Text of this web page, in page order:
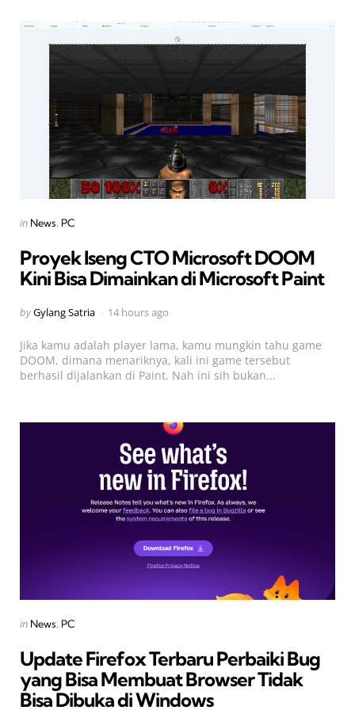
Categories
Posted
in News PC
Proyek Iseng CTO Microsoft DOOM
Kini Bisa Dimainkan di Microsoft Paint
Posted
byGylang Satria 14 hours ago
Jika kamu adalah player lama, kamu mungkin tahu game
DOOM, dimana menariknya, kali ini game tersebut
berhasil dijalankan di Paint. Nah ini sih bukan...
Categories
Posted
in News PC
Update Firefox Terbaru Perbaiki Bug
yang Bisa Membuat Browser Tidak
Bisa Dibuka di Windows